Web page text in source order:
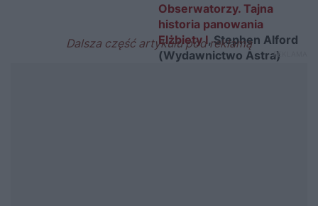
Obserwatorzy. Tajna
historia panowania
Elżbiety I, Stephen Alford
(Wydawnictwo Astra)